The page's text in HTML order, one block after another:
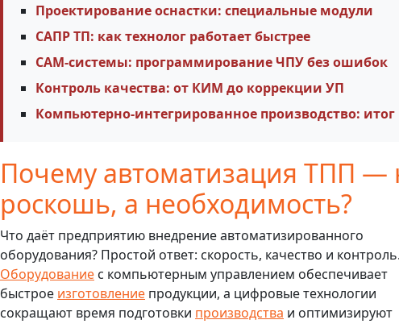
Проектирование оснастки: специальные модули
САПР ТП: как технолог работает быстрее
САМ-системы: программирование ЧПУ без ошибок
Контроль качества: от КИМ до коррекции УП
Компьютерно-интегрированное производство: итог
Почему автоматизация ТПП —
роскошь, а необходимость?
Что даёт предприятию внедрение автоматизированного
оборудования? Простой ответ: скорость, качество и
Оборудование с компьютерным управлением обеспечивает
быстрое изготовление продукции, а цифровые технологии
сокращают время подготовки производства и оптимизируют